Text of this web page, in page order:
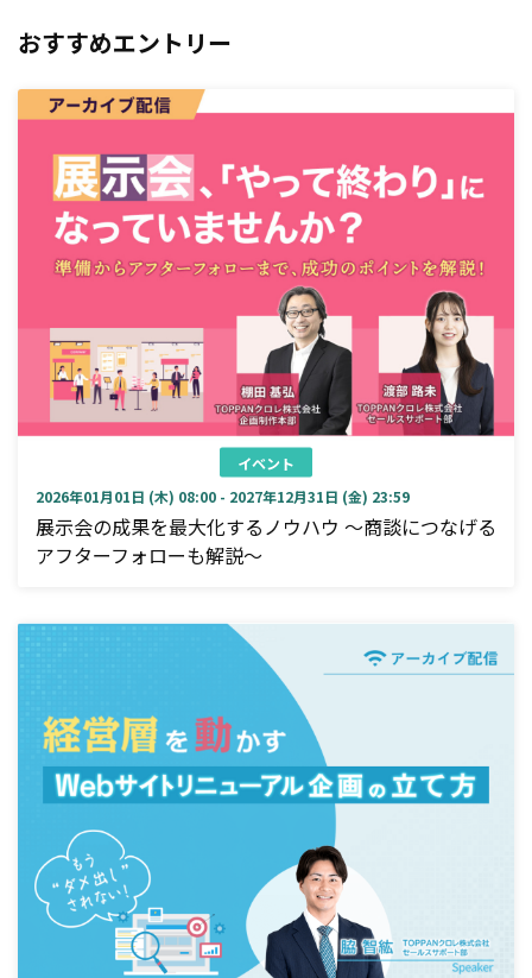
おすすめエントリー
イベント
2026年01月01日 (木) 08:00 - 2027年12月31日 (金) 23:59
展示会の成果を最大化するノウハウ ～商談につなげる
アフターフォローも解説～